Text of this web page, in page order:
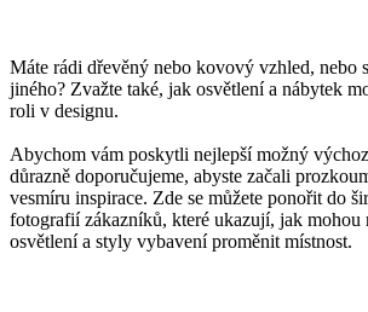
Máte rádi dřevěný nebo kovový vzhled, nebo
jiného? Zvažte také, jak osvětlení a nábytek
roli v designu.
Abychom vám poskytli nejlepší možný
důrazně doporučujeme, abyste začali
vesmíru inspirace. Zde se můžete ponořit do
fotografií zákazníků, které ukazují, jak mohou
osvětlení a styly vybavení proměnit místnost.